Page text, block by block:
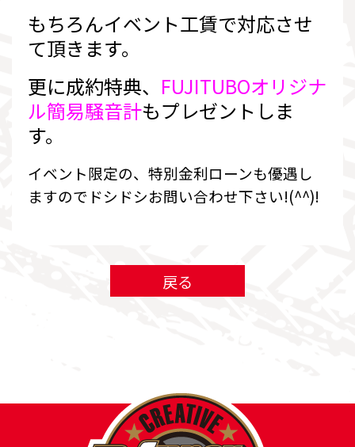
もちろんイベント工賃で対応させ
て頂きます。
更に成約特典、 FUJITUBOオリジナ
ル簡易騒音計もプレゼントしま
す。
イベント限定の、特別金利ローンも優遇し
ますのでドシドシお問い合わせ下さい!(^^)!
戻る